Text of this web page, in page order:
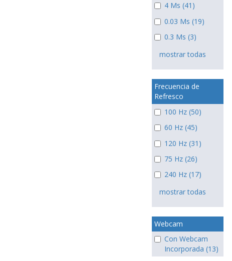
4 Ms (41)
0.03 Ms (19)
0.3 Ms (3)
mostrar todas
Frecuencia de
Refresco
100 Hz (50)
60 Hz (45)
120 Hz (31)
75 Hz (26)
240 Hz (17)
mostrar todas
Webcam
Con Webcam
Incorporada (13)